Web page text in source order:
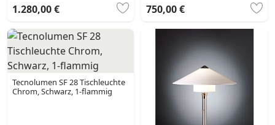
1.280,00 € 750,00 €
Tecnolumen SF 28 Tischleuchte
Chrom, Schwarz, 1-flammig